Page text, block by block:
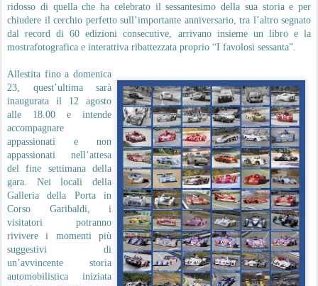
ridosso di quella che ha celebrato il sessantesimo della sua storia e per
chiudere il cerchio perfetto sull’importante anniversario, tra l’altro segnato
dal record di 60 edizioni consecutive, arrivano insieme un libro e la
mostrafotografica e interattiva ribattezzata proprio “I favolosi sessanta”.
Allestita fino a domenica
23, quest’ultima sarà
inaugurata il 12 agosto
alle 18.00 e intende
accompagnare
appassionati e non
appassionati nell’attesa
del fine settimana della
gara. Nei locali della
Galleria della Porta in
Corso Garibaldi, i
visitatori potranno
rivivere i momenti più
suggestivi di
un’avvincente storia
automobilistica iniziata